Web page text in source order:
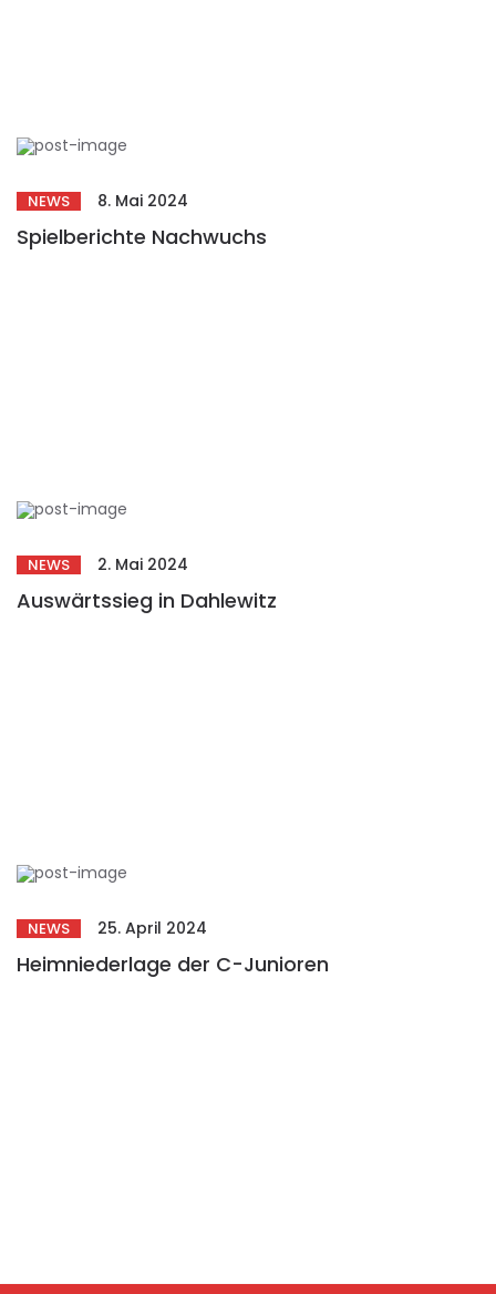
NEWS 8. Mai 2024
Spielberichte Nachwuchs
NEWS 2. Mai 2024
Auswärtssieg in Dahlewitz
NEWS 25. April 2024
Heimniederlage der C-Junioren